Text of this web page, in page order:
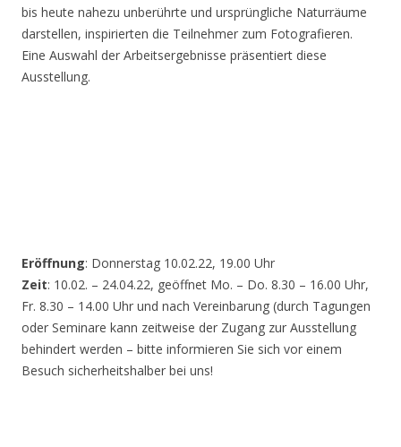
bis heute nahezu unberührte und ursprüngliche Naturräume
darstellen, inspirierten die Teilnehmer zum Fotografieren.
Eine Auswahl der Arbeitsergebnisse präsentiert diese
Ausstellung.
Eröffnung: Donnerstag 10.02.22, 19.00 Uhr
Zeit: 10.02. – 24.04.22, geöffnet Mo. – Do. 8.30 – 16.00 Uhr,
Fr. 8.30 – 14.00 Uhr und nach Vereinbarung (durch Tagungen
oder Seminare kann zeitweise der Zugang zur Ausstellung
behindert werden – bitte informieren Sie sich vor einem
Besuch sicherheitshalber bei uns!